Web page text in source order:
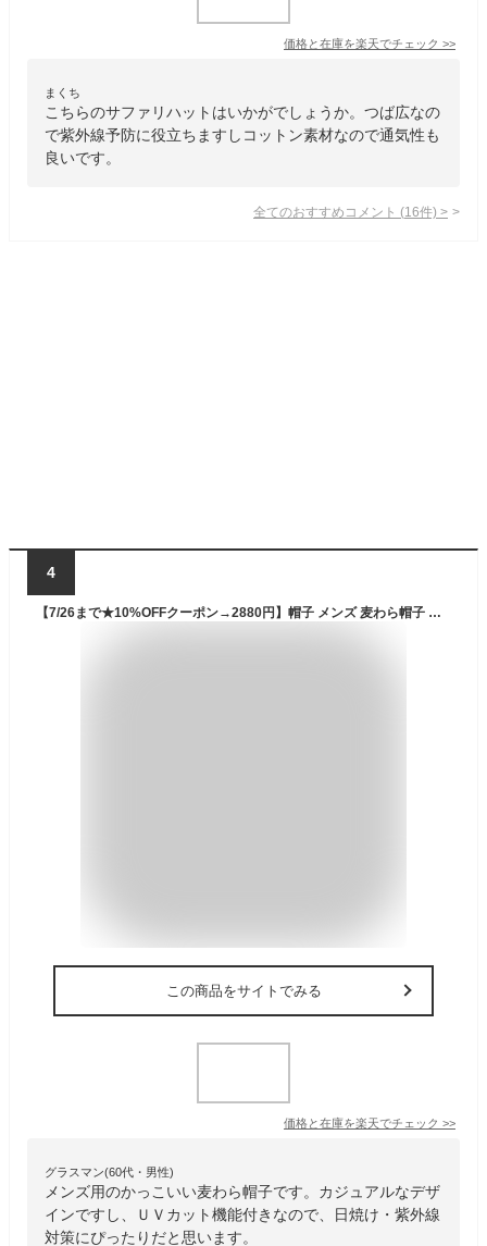
価格と在庫を楽天でチェック >>
まくち
こちらのサファリハットはいかがでしょうか。つば広なの
で紫外線予防に役立ちますしコットン素材なので通気性も
良いです。
全てのおすすめコメント (16件) >
4
【7/26まで★10%OFFクーポン→2880円】帽子 メンズ 麦わら帽子 大きいサイズ 夏用 ハット メンズ帽子 中折れハット 夏 レディース むぎわら帽子 アウトドア 日除け ハンチング ハット帽子 折りたたみ uvカット 母の日 14+ イチヨンプラス 102250 / inak0188
この商品をサイトでみる
価格と在庫を楽天でチェック >>
グラスマン(60代・男性)
メンズ用のかっこいい麦わら帽子です。カジュアルなデザ
インですし、ＵＶカット機能付きなので、日焼け・紫外線
対策にぴったりだと思います。